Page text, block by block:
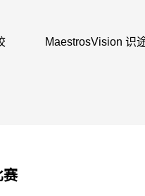
MaestrosVision 识
赛